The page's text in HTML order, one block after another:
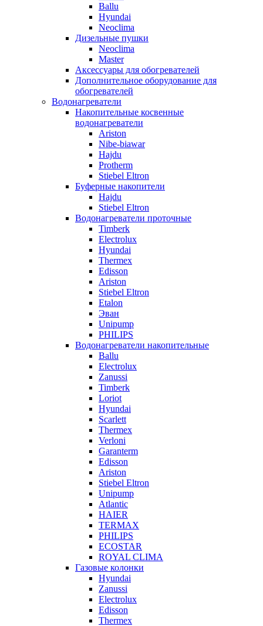
Ballu
Hyundai
Neoclima
Дизельные пушки
Neoclima
Master
Аксессуары для обогревателей
Дополнительное оборудование для
обогревателей
Водонагреватели
Накопительные косвенные
водонагреватели
Ariston
Nibe-biawar
Hajdu
Protherm
Stiebel Eltron
Буферные накопители
Hajdu
Stiebel Eltron
Водонагреватели проточные
Timberk
Electrolux
Hyundai
Thermex
Edisson
Ariston
Stiebel Eltron
Etalon
Эван
Unipump
PHILIPS
Водонагреватели накопительные
Ballu
Electrolux
Zanussi
Timberk
Loriot
Hyundai
Scarlett
Thermex
Verloni
Garanterm
Edisson
Ariston
Stiebel Eltron
Unipump
Atlantic
HAIER
TERMAX
PHILIPS
ECOSTAR
ROYAL CLIMA
Газовые колонки
Hyundai
Zanussi
Electrolux
Edisson
Thermex